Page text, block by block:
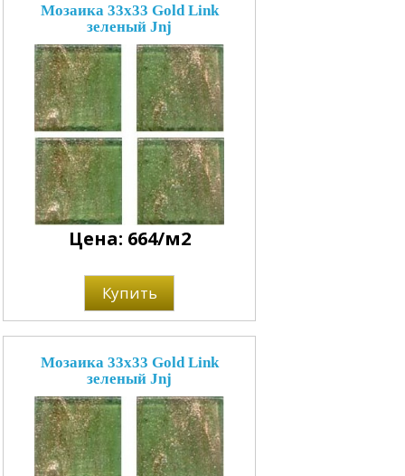
Мозаика 33x33 Gold Link
зеленый Jnj
Цена: 664/м2
Купить
Мозаика 33x33 Gold Link
зеленый Jnj